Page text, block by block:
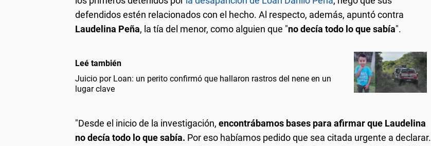
defendidos estén relacionados con el hecho. Al respecto, además, apuntó contra
Laudelina Peña, la tía del menor, como alguien que "no decía todo lo que sabía".
Leé también
Juicio por Loan: un perito confirmó que hallaron rastros del nene en un
lugar clave
"Desde el inicio de la investigación, encontrábamos bases para afirmar que Laudelina
no decía todo lo que sabía. Por eso habíamos pedido que sea citada urgente a declarar.